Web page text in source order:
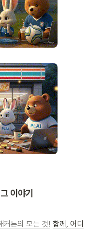
이야기
커톤의 모든 것! 함께, 어디